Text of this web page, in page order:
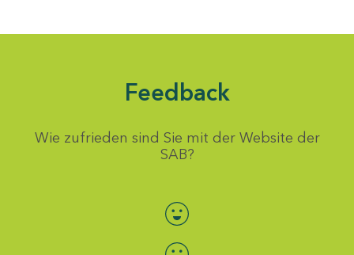
Feedback
Wie zufrieden sind Sie mit der Website der
SAB?
Bewertung auswählen